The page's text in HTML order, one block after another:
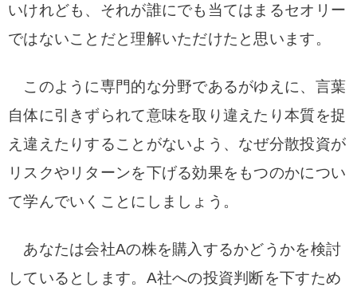
いけれども、それが誰にでも当てはまるセオリー
ではないことだと理解いただけたと思います。
このように専門的な分野であるがゆえに、言葉
自体に引きずられて意味を取り違えたり本質を捉
え違えたりすることがないよう、なぜ分散投資が
リスクやリターンを下げる効果をもつのかについ
て学んでいくことにしましょう。
あなたは会社Aの株を購入するかどうかを検討
しているとします。A社への投資判断を下すため